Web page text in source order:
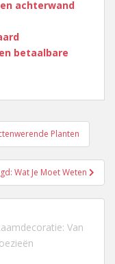
achterwand
betaalbare
Planten
Wat Je Moet Weten
Van